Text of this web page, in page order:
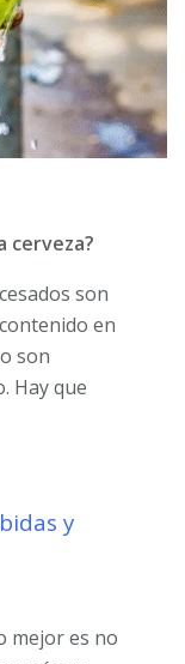
cerveza?
son
en
son
Hay que
y
mejor es no